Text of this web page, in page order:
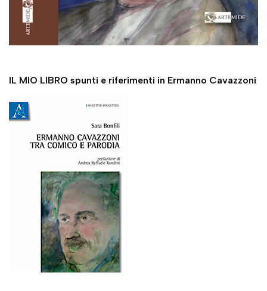
IL MIO LIBRO spunti e riferimenti in Ermanno Cavazzoni